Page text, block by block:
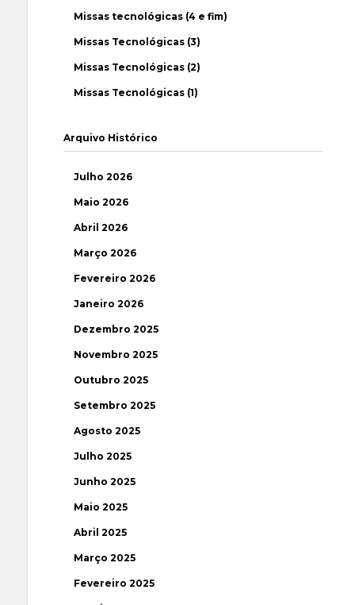
Missas tecnológicas (4 e fim)
Missas Tecnológicas (3)
Missas Tecnológicas (2)
Missas Tecnológicas (1)
Arquivo Histórico
Julho 2026
Maio 2026
Abril 2026
Março 2026
Fevereiro 2026
Janeiro 2026
Dezembro 2025
Novembro 2025
Outubro 2025
Setembro 2025
Agosto 2025
Julho 2025
Junho 2025
Maio 2025
Abril 2025
Março 2025
Fevereiro 2025